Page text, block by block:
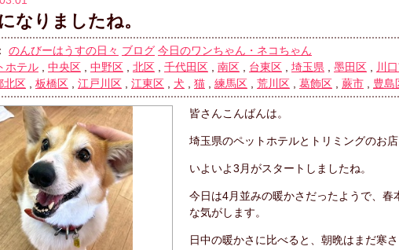
なりましたね。
のんびーはうすの日々 ブログ 今日のワンちゃん・ネコちゃん
ホテル 中央区 中野区 北区 千代田区 南区 台東区 埼玉県 墨田区 川
北区 板橋区 江戸川区 江東区 犬 猫 練馬区 荒川区 葛飾区 蕨市 豊島
皆さんこんばんは。
埼玉県のペットホテルとトリミングのお
いよいよ3月がスタートしましたね。
今日は4月並みの暖かさだったようで、春
な気がします。
日中の暖かさに比べると、朝晩はまだ寒さ